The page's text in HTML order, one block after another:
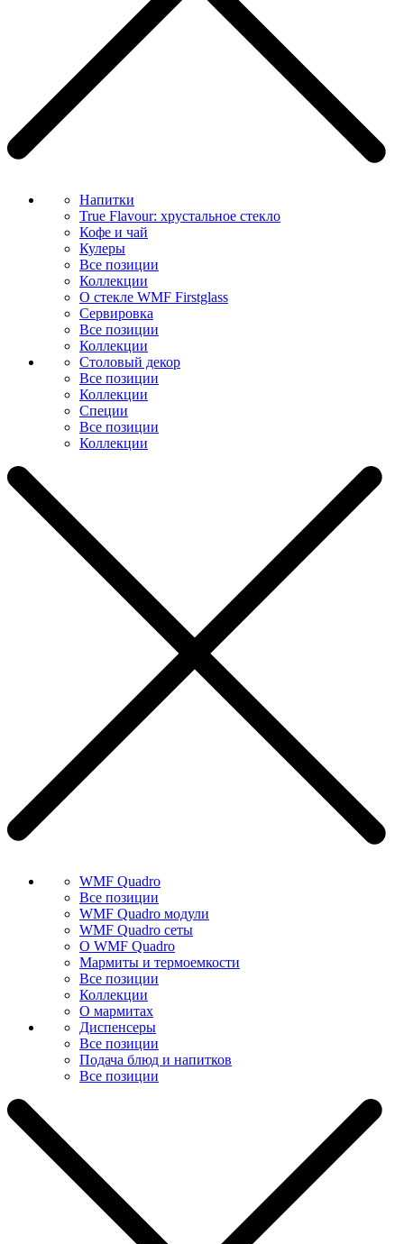
Напитки
True Flavour: хрустальное стекло
Кофе и чай
Кулеры
Все позиции
Коллекции
О стекле WMF Firstglass
Сервировка
Все позиции
Коллекции
Столовый декор
Все позиции
Коллекции
Специи
Все позиции
Коллекции
WMF Quadro
Все позиции
WMF Quadro модули
WMF Quadro сеты
О WMF Quadro
Мармиты и термоемкости
Все позиции
Коллекции
О мармитах
Диспенсеры
Все позиции
Подача блюд и напитков
Все позиции